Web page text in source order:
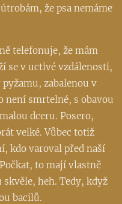
že psa nemáme
telefonuje, že mám
se v uctivé vzdálenosti,
zabalenou v
smrtelné, s obavou
dceru. Posero,
velké. Vůbec totiž
kdo varoval před naší
to mají vlastně
heh. Tedy, když
bacilů. 😉